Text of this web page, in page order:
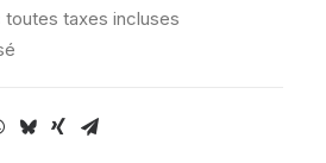
taxes incluses